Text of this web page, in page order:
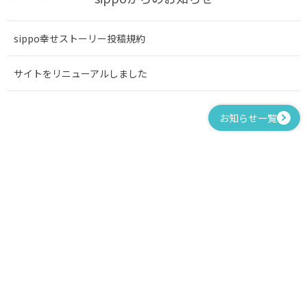
sippo幸せストーリー投稿規約
サイトをリニューアルしました
お知らせ一覧